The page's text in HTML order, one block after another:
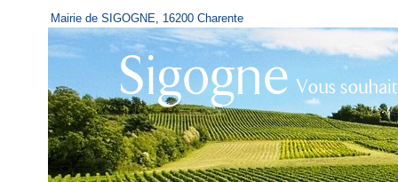
Mairie de SIGOGNE, 16200 Charente